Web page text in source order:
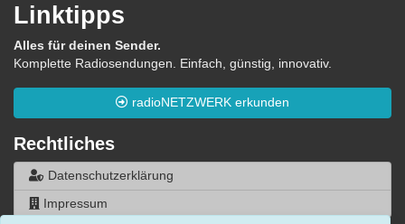
Linktipps
Alles für deinen Sender.
Komplette Radiosendungen. Einfach, günstig, innovativ.
radioNETZWERK erkunden
Rechtliches
Datenschutzerklärung
Impressum